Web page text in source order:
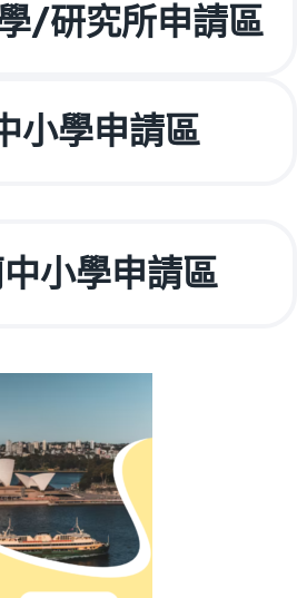
/研究所申請區
小學申請區
小學申請區